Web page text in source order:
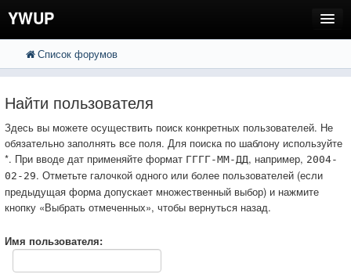
YWUP
FAQ
Вход
Список форумов
Найти пользователя
Здесь вы можете осуществить поиск конкретных пользователей. Не
обязательно заполнять все поля. Для поиска по шаблону используйте
*. При вводе дат применяйте формат ГГГГ-ММ-ДД, например, 2004-
02-29. Отметьте галочкой одного или более пользователей (если
предыдущая форма допускает множественный выбор) и нажмите
кнопку «Выбрать отмеченных», чтобы вернуться назад.
Имя пользователя: